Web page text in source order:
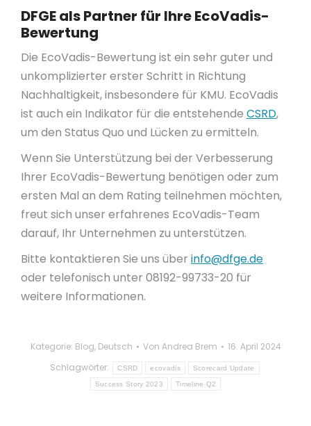
DFGE als Partner für Ihre EcoVadis-
Bewertung
Die EcoVadis-Bewertung ist ein sehr guter und
unkomplizierter erster Schritt in Richtung
Nachhaltigkeit, insbesondere für KMU. EcoVadis
ist auch ein Indikator für die entstehende CSRD,
um den Status Quo und Lücken zu ermitteln.
Wenn Sie Unterstützung bei der Verbesserung
Ihrer EcoVadis-Bewertung benötigen oder zum
ersten Mal an dem Rating teilnehmen möchten,
freut sich unser erfahrenes EcoVadis-Team
darauf, Ihr Unternehmen zu unterstützen.
Bitte kontaktieren Sie uns über info@dfge.de
oder telefonisch unter 08192-99733-20 für
weitere Informationen.
Kategorie: Blog, Deutsch Von Andrea Brem
16. April 2024
Schlagwörter:
CSRD ecovadis Scorecard Update
Success Story 2023 Timeline Q2